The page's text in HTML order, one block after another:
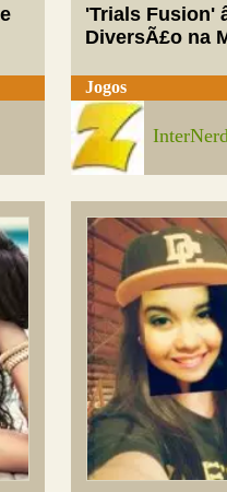
'Trials Fusion'
DiversÃ£o na
Jogos